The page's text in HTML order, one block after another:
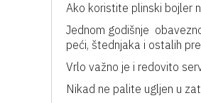
Ako koristite plinski bojler
Jednom godišnje
peći, štednjaka i ostalih
Vrlo važno je i redovito
Nikad ne palite ugljen u